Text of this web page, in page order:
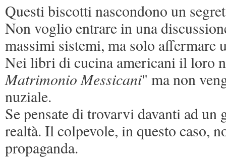
Questi biscotti nascondono un
Non voglio entrare in una
massimi sistemi, ma solo affermare
Nei libri di cucina americani il loro
Matrimonio Messicani" ma non
nuziale.
Se pensate di trovarvi davanti ad
realtà. Il colpevole, in questo caso,
propaganda.